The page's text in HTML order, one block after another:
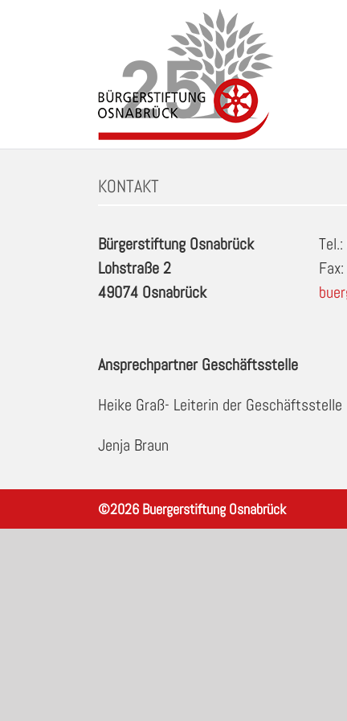
Schlagwort: Bolzplatz in Osnabrueck
KONTAKT
Bürgerstiftung Osnabrück
Lohstraße 2
49074 Osnabrück
Ansprechpartner Geschäftsstelle
Heike Graß- Leiterin der Geschäftsstelle
Jenja Braun
©2026 Buergerstiftung Osnabrück